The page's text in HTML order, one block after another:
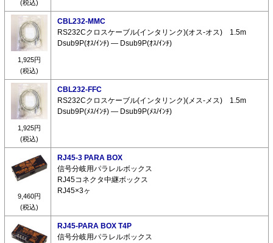
(税込)
1,925円
(税込)
CBL232-MMC
RS232Cクロスケーブル(インタリンク)(オス-オス) 1.5m
Dsub9P(ｵｽ/ｲﾝﾁ) ― Dsub9P(ｵｽ/ｲﾝﾁ)
1,925円
(税込)
CBL232-FFC
RS232Cクロスケーブル(インタリンク)(メス-メス) 1.5m
Dsub9P(ﾒｽ/ｲﾝﾁ) ― Dsub9P(ﾒｽ/ｲﾝﾁ)
9,460円
(税込)
RJ45-3 PARA BOX
信号分岐用パラレルボックス
RJ45コネクタ中継ボックス
RJ45×3ヶ
RJ45-PARA BOX T4P
信号分岐用パラレルボックス